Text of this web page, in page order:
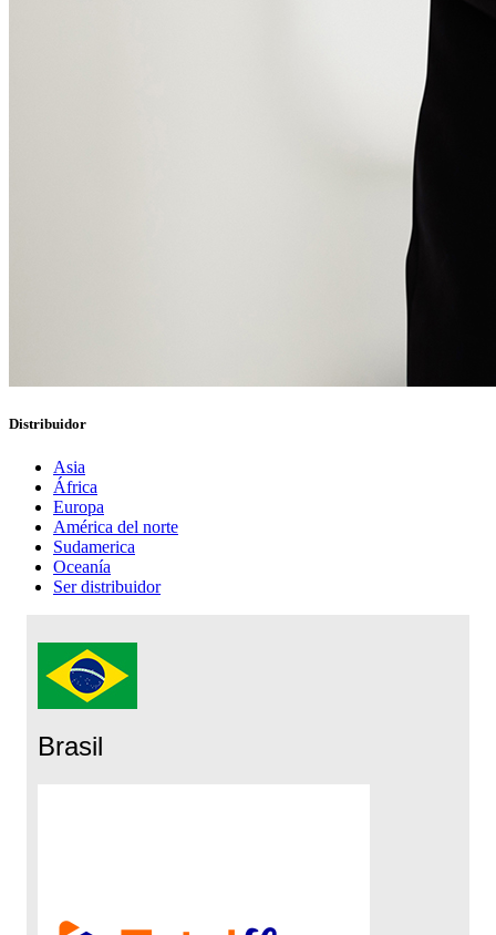
Distribuidor
Asia
África
Europa
América del norte
Sudamerica
Oceanía
Ser distribuidor
Brasil